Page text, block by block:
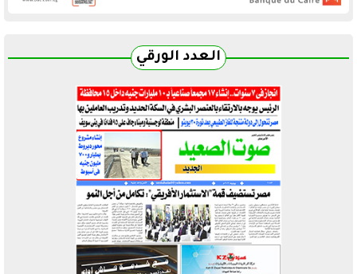
العدد الورقي